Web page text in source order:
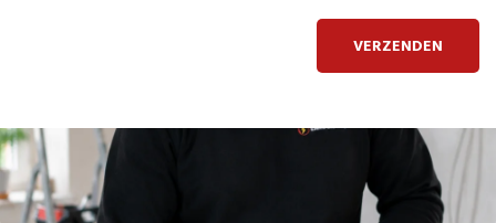
VERZENDEN